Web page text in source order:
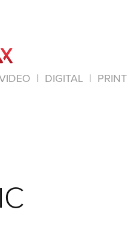
|  DIGITAL  |  PRINT